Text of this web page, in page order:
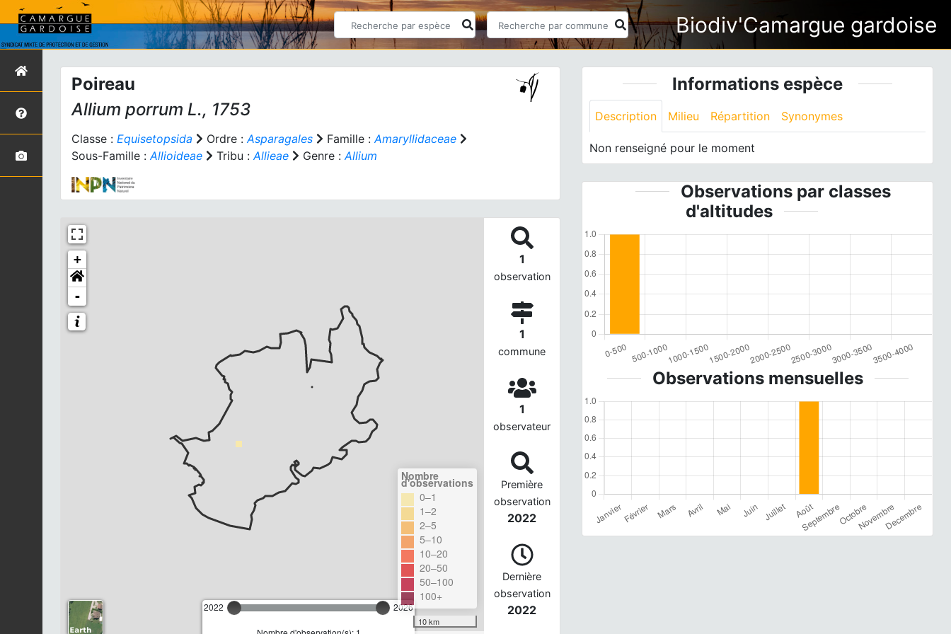
Biodiv'Camargue gardoise
Poireau
Allium porrum L., 1753
Classe : Equisetopsida Ordre :Asparagales Famille :Amaryllidaceae
Sous-Famille :Allioideae Tribu :Allieae Genre :Allium
+
-
2022 2026
Nombre
d'observations
0–1
1–2
2–5
5–10
10–20
20–50
50–100
100+
10 km
1
observation
1
commune
1
observateur
Première
observation
2022
Dernière
observation
2022
Informations espèce
Description Milieu Répartition Synonymes
Non renseigné pour le moment
Observations par classes
d'altitudes
Observations mensuelles